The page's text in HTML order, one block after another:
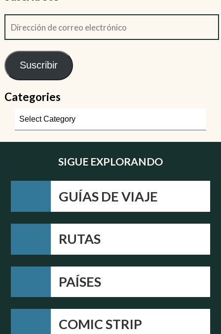
Suscribir
Categories
SIGUE EXPLORANDO
GUÍAS DE VIAJE
RUTAS
PAÍSES
COMIC STRIP